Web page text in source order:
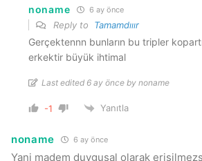
noname 6 ay önce
Reply to Tamamdııır
Gerçektennn bunların bu tripler
erkektir büyük ihtimal
Last edited 6 ay önce by noname
-1 Yanıtla
noname 6 ay önce
Yani madem duygusal olarak